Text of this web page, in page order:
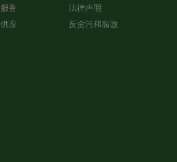
务
应
法律声明
反贪污和腐败